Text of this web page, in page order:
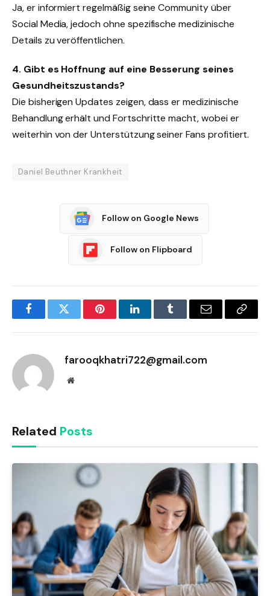
Ja, er informiert regelmäßig seine Community über
Social Media, jedoch ohne spezifische medizinische
Details zu veröffentlichen.
4. Gibt es Hoffnung auf eine Besserung seines
Gesundheitszustands?
Die bisherigen Updates zeigen, dass er medizinische
Behandlung erhält und Fortschritte macht, wobei er
weiterhin von der Unterstützung seiner Fans profitiert.
Daniel Beuthner Krankheit
Follow on Google News
Follow on Flipboard
FacebookTwitter PinterestLinkedInTumblr Email
Copy
farooqkhatri722@gmail.com
Website
Related Posts